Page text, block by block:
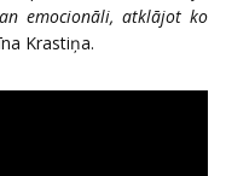
emocionāli, atklājot ko
Krastiņa.